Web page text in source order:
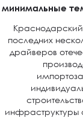
минимальные
последних
драйверов
инфраструктуры